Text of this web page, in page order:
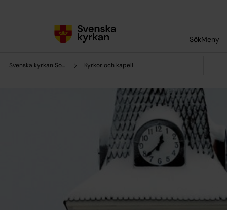
SökMeny
Svenska kyrkan Sorsele Kyrkor och kapell